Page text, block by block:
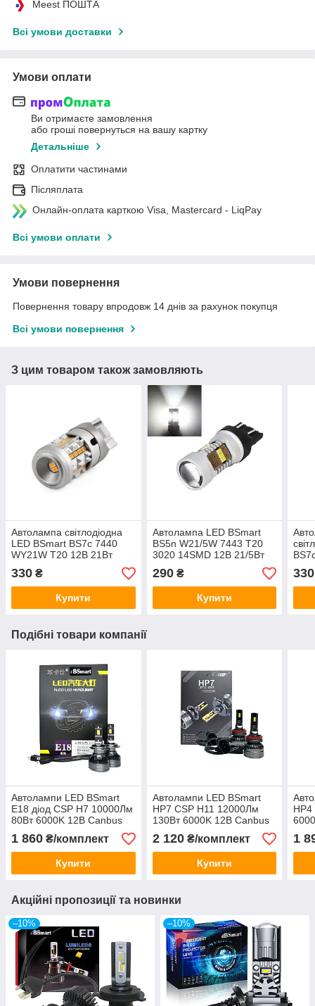
Meest ПОШТА
Всі умови доставки
Умови оплати
Ви отримаєте замовлення
або гроші повернуться на вашу картку
Детальніше
Оплатити частинами
Післяплата
Онлайн-оплата карткою Visa, Mastercard - LiqPay
Всі умови оплати
Умови повернення
Повернення товару впродовж 14 днів за рахунок покупця
Всі умови повернення
З цим товаром також замовляють
Автолампа світлодіодна
LED BSmart BS7c 7440
WY21W T20 12В 21Вт
CANBUS Жовтий поворот
330 ₴
Купити
Автолампа LED BSmart
BS5n W21/5W 7443 T20
3020 14SMD 12В 21/5Вт
Canbus Біла
290₴
Купити
12В
330
Подібні товари компанії
Автолампи LED BSmart
E18 діод CSP H7 10000Лм
80Вт 6000K 12В Canbus
1 860 ₴/комплект
Купити
Автолампи LED BSmart
HP7 CSP H11 12000Лм
130Вт 6000K 12В Canbus
2 120₴/комплект
Купити
HP4
1
Акційні пропозиції та новинки
–10% –10%